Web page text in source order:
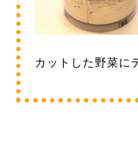
カットした野菜に